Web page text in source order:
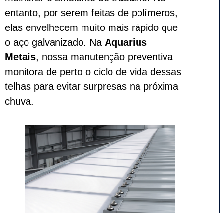
entanto, por serem feitas de polímeros,
elas envelhecem muito mais rápido que
o aço galvanizado. Na Aquarius
Metais, nossa manutenção preventiva
monitora de perto o ciclo de vida dessas
telhas para evitar surpresas na próxima
chuva.